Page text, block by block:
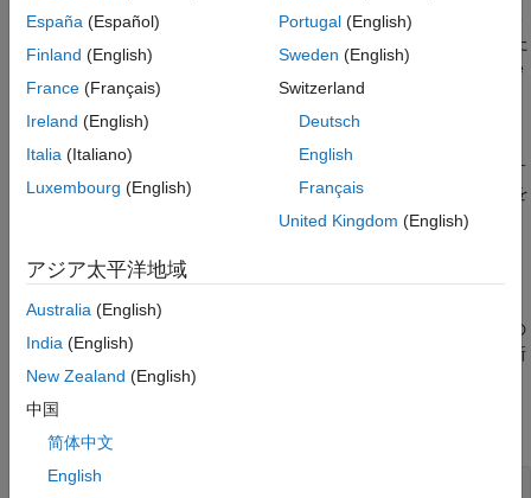
PyTorch Model Predict ブロックには、Python で保存した事前学
習済みの PyTorch™ モデルが必要です。この例では、保存された
モデル
ptmodel.pth
が用意されています。これは、UCI Machine
Learning Repository [1] の
ionosphereレーダー信号データ セッ
トの半分で学習させたニューラル ネットワーク バイナリ分類モ
ptmodel.py 、および ptpreprocessor.py
も用意されています。サ
ポートされる Python ファイルはすべて、torch
version 1.15.0 を
用意された Simulink モデルを開く
この例では、PyTorch Model Predict ブロックを含む Simulink モ
が用意されています。次の
セクションで説明するように、Simulink モデルを開くことも、新
しいモデルを作成することもできます。
open_system(
España (Español)
Finland (English)
France (Français)
Ireland (English)
Italia (Italiano)
Luxembourg (English)
Portugal(English)
Sweden (English)
Switzerland
Deutsch
English
Français
United Kingdom (English)
アジア太平洋地域
Australia (English)
India (English)
New Zealand (English)
中国
简体中文
English